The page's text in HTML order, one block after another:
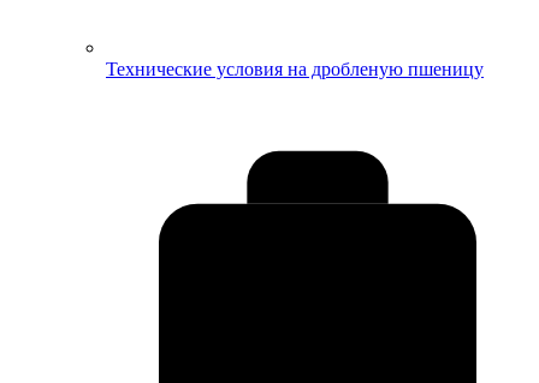
Технические условия на дробленую пшеницу